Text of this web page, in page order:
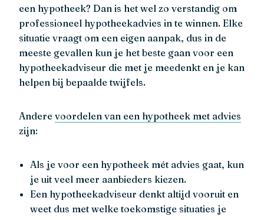
een hypotheek? Dan is het wel zo verstandig om
professioneel hypotheekadvies in te winnen. Elke
situatie vraagt om een eigen aanpak, dus in de
meeste gevallen kun je het beste gaan voor een
hypotheekadviseur die met je meedenkt en je kan
helpen bij bepaalde twijfels.
Andere voordelen van een hypotheek met advies
zijn:
Als je voor een hypotheek mét advies gaat, kun
je uit veel meer aanbieders kiezen.
Een hypotheekadviseur denkt altijd vooruit en
weet dus met welke toekomstige situaties je